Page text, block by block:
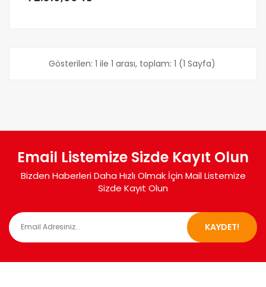
Gösterilen: 1 ile 1 arası, toplam: 1 (1 Sayfa)
Email Listemize Sizde Kayıt Olun
Bizden Haberleri Daha Hızlı Olmak İçin Mail Listemize
Sizde Kayıt Olun
KAYDET!